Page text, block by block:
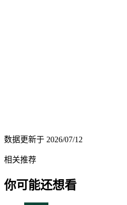
数据更新于 2026/07/12
相关推荐
你可能还想看